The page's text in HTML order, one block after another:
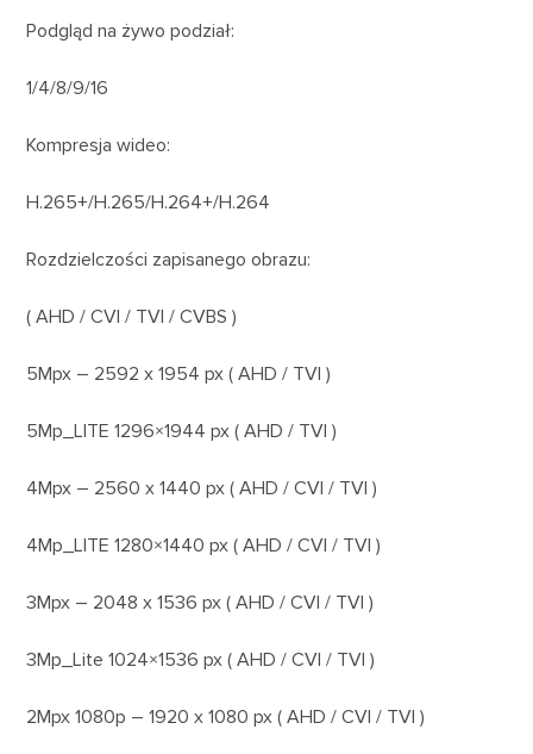
Podgląd na żywo podział:
1/4/8/9/16
Kompresja wideo:
H.265+/H.265/H.264+/H.264
Rozdzielczości zapisanego obrazu:
( AHD / CVI / TVI / CVBS )
5Mpx – 2592 x 1954 px ( AHD / TVI )
5Mp_LITE 1296×1944 px ( AHD / TVI )
4Mpx – 2560 x 1440 px ( AHD / CVI / TVI )
4Mp_LITE 1280×1440 px ( AHD / CVI / TVI )
3Mpx – 2048 x 1536 px ( AHD / CVI / TVI )
3Mp_Lite 1024×1536 px ( AHD / CVI / TVI )
2Mpx 1080p – 1920 x 1080 px ( AHD / CVI / TVI )